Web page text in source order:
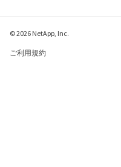
© 2026 NetApp, Inc.
ご利用規約